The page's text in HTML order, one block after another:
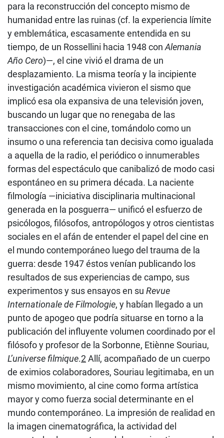
para la reconstrucción del concepto mismo de
humanidad entre las ruinas (cf. la experiencia límite
y emblemática, escasamente entendida en su
tiempo, de un Rossellini hacia 1948 con Alemania
Año Cero)—, el cine vivió el drama de un
desplazamiento. La misma teoría y la incipiente
investigación académica vivieron el sismo que
implicó esa ola expansiva de una televisión joven,
buscando un lugar que no renegaba de las
transacciones con el cine, tomándolo como un
insumo o una referencia tan decisiva como igualada
a aquella de la radio, el periódico o innumerables
formas del espectáculo que canibalizó de modo casi
espontáneo en su primera década. La naciente
filmología —iniciativa disciplinaria multinacional
generada en la posguerra— unificó el esfuerzo de
psicólogos, filósofos, antropólogos y otros cientistas
sociales en el afán de entender el papel del cine en
el mundo contemporáneo luego del trauma de la
guerra: desde 1947 éstos venían publicando los
resultados de sus experiencias de campo, sus
experimentos y sus ensayos en su Revue
Internationale de Filmologie, y habían llegado a un
punto de apogeo que podría situarse en torno a la
publicación del influyente volumen coordinado por el
filósofo y profesor de la Sorbonne, Etiènne Souriau,
L’universe filmique.2Allí, acompañado de un cuerpo
de eximios colaboradores, Souriau legitimaba, en un
mismo movimiento, al cine como forma artística
mayor y como fuerza social determinante en el
mundo contemporáneo. La impresión de realidad en
la imagen cinematográfica, la actividad del